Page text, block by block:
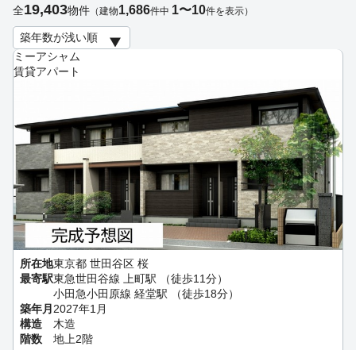
ミーアシャム
賃貸アパート
所在地東京都 世田谷区 桜
最寄駅東急世田谷線 上町駅 （徒歩11分）
小田急小田原線 経堂駅 （徒歩18分）
築年月 2027年1月
構造
木造
階数
地上2階
全19,403物件 （建物1,686件中 1〜10件を表示）